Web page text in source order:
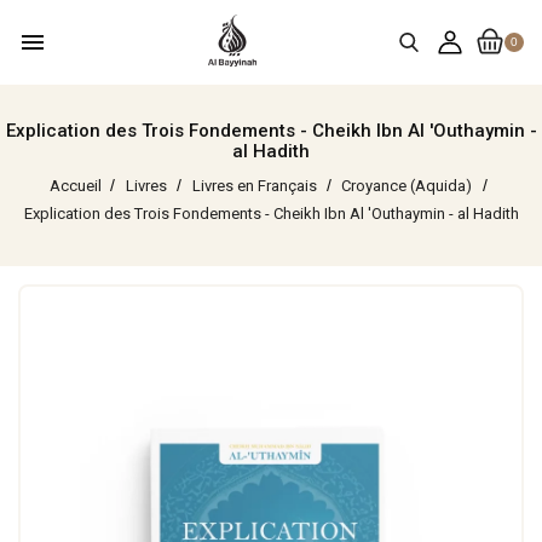
0
menu
Explication des Trois Fondements - Cheikh Ibn Al 'Outhaymin -
al Hadith
Accueil Livres Livres en Français
Croyance (Aquida)
Explication des Trois Fondements - Cheikh Ibn Al 'Outhaymin - al Hadith